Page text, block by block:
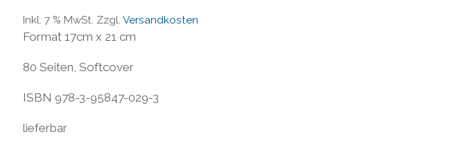
Inkl. 7 % MwSt. Zzgl. Versandkosten
Format 17cm x 21 cm
80 Seiten, Softcover
ISBN 978-3-95847-029-3
lieferbar